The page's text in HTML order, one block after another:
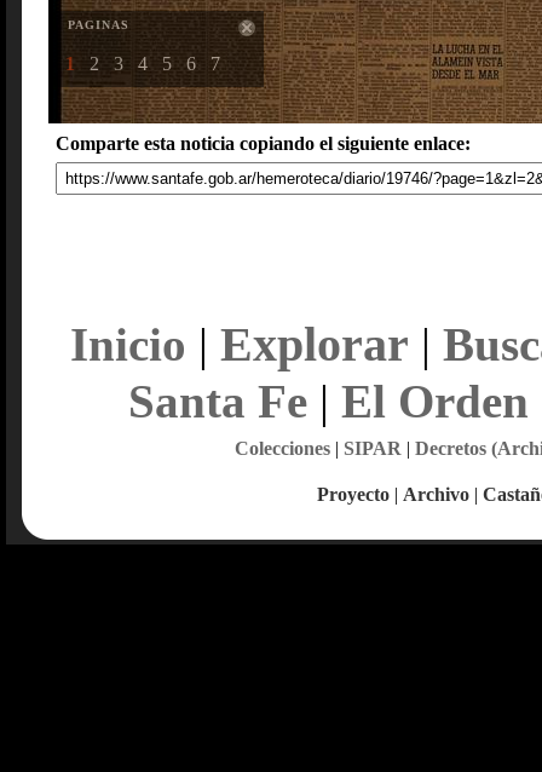
PAGINAS
1 2 3 4 5 6 7
Comparte esta noticia copiando el siguiente enlace:
Inicio | Explorar |
Santa Fe| El Orden
Colecciones| SIPAR | Decretos
Proyecto | Archivo |